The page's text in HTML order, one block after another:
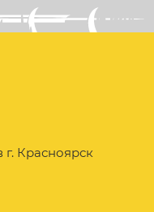
г. Красноярск